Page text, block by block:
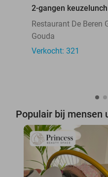
2-gangen
Restaurant De
Gouda
Verkocht: 321
Populair bij mensen